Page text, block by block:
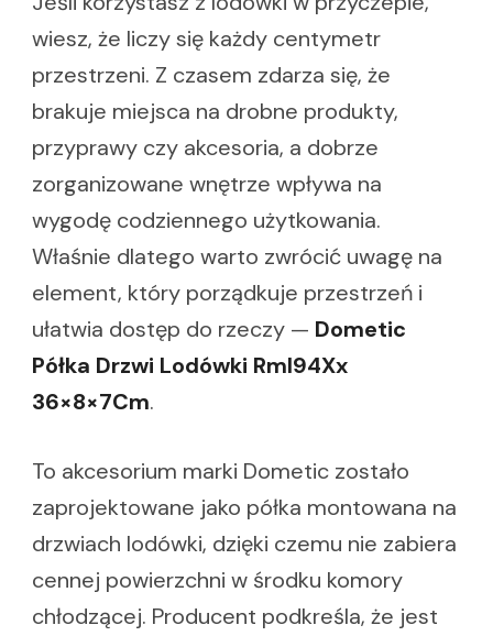
wiesz, że liczy się każdy centymetr
przestrzeni. Z czasem zdarza się, że
brakuje miejsca na drobne produkty,
przyprawy czy akcesoria, a dobrze
zorganizowane wnętrze wpływa na
wygodę codziennego użytkowania.
Właśnie dlatego warto zwrócić uwagę na
element, który porządkuje przestrzeń i
ułatwia dostęp do rzeczy — Dometic
Półka Drzwi Lodówki Rml94Xx
36×8×7Cm.
To akcesorium marki Dometic zostało
zaprojektowane jako półka montowana na
drzwiach lodówki, dzięki czemu nie zabiera
cennej powierzchni w środku komory
chłodzącej. Producent podkreśla, że jest